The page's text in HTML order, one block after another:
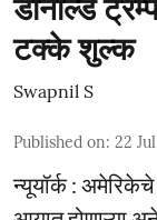
डोनाल्ड
टक्के शुल्क
Swapnil S
Published on: 22
न्यूयॉर्क : अमेरिकेचे